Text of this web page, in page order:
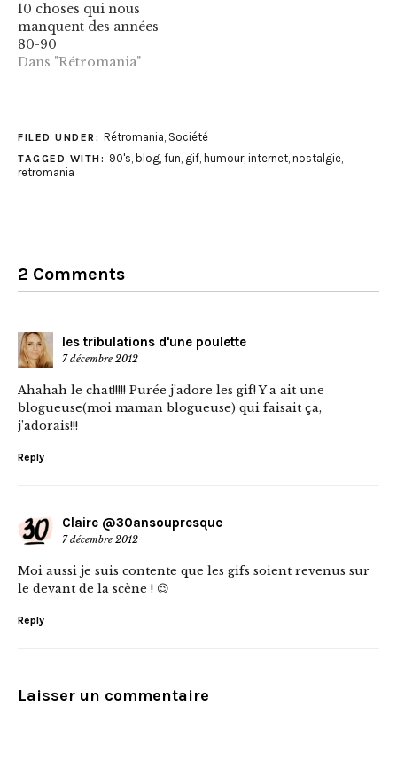
10 choses qui nous
manquent des années
80-90
Dans "Rétromania"
FILED UNDER: Rétromania, Société
TAGGED WITH: 90's, blog, fun, gif, humour, internet, nostalgie,
retromania
2 Comments
les tribulations d'une poulette
7 décembre 2012
Ahahah le chat!!!!! Purée j’adore les gif! Y a ait une
blogueuse(moi maman blogueuse) qui faisait ça,
j’adorais!!!
Reply
Claire @30ansoupresque
7 décembre 2012
Moi aussi je suis contente que les gifs soient revenus sur
le devant de la scène ! 😉
Reply
Laisser un commentaire